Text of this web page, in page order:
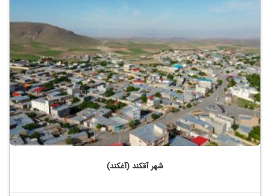
شهر آقکند (آغکند)